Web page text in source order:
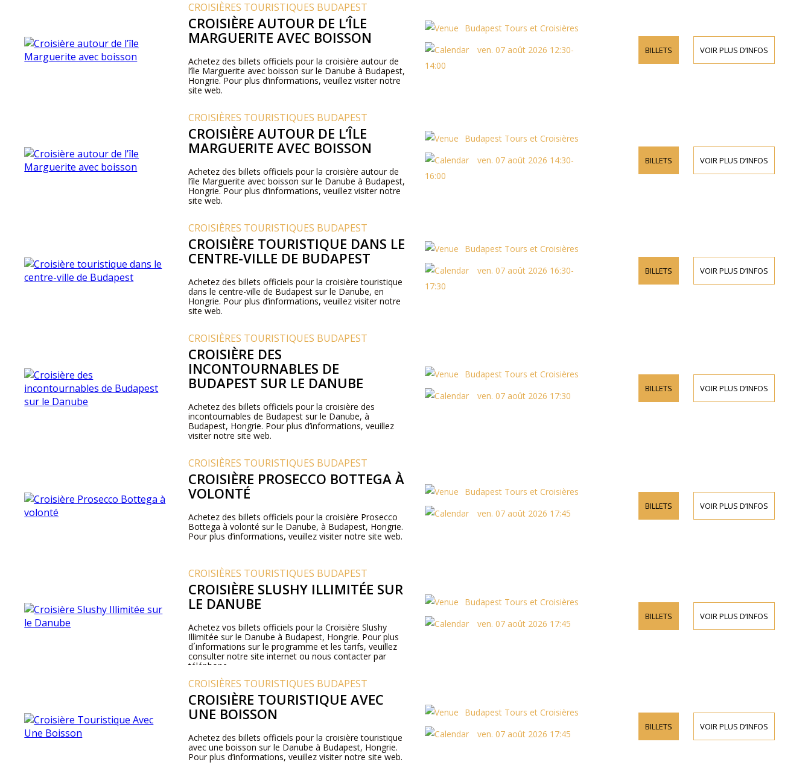
CROISIÈRES TOURISTIQUES BUDAPEST
CROISIÈRE AUTOUR DE L’ÎLE
MARGUERITE AVEC BOISSON
Achetez des billets officiels pour la croisière autour de
l’île Marguerite avec boisson sur le Danube à Budapest,
Hongrie. Pour plus d’informations, veuillez visiter notre
site web.
Budapest Tours et Croisières
ven. 07 août 2026 12:30-
14:00
BILLETS VOIR PLUS D’INFOS
CROISIÈRES TOURISTIQUES BUDAPEST
CROISIÈRE AUTOUR DE L’ÎLE
MARGUERITE AVEC BOISSON
Achetez des billets officiels pour la croisière autour de
l’île Marguerite avec boisson sur le Danube à Budapest,
Hongrie. Pour plus d’informations, veuillez visiter notre
site web.
Budapest Tours et Croisières
ven. 07 août 2026 14:30-
16:00
BILLETS VOIR PLUS D’INFOS
CROISIÈRES TOURISTIQUES BUDAPEST
CROISIÈRE TOURISTIQUE DANS LE
CENTRE-VILLE DE BUDAPEST
Achetez des billets officiels pour la croisière touristique
dans le centre-ville de Budapest sur le Danube, en
Hongrie. Pour plus d’informations, veuillez visiter notre
site web.
Budapest Tours et Croisières
ven. 07 août 2026 16:30-
17:30
BILLETS VOIR PLUS D’INFOS
CROISIÈRES TOURISTIQUES BUDAPEST
CROISIÈRE DES
INCONTOURNABLES DE
BUDAPEST SUR LE DANUBE
Achetez des billets officiels pour la croisière des
incontournables de Budapest sur le Danube, à
Budapest, Hongrie. Pour plus d’informations, veuillez
visiter notre site web.
Budapest Tours et Croisières
ven. 07 août 2026 17:30
BILLETS VOIR PLUS D’INFOS
CROISIÈRES TOURISTIQUES BUDAPEST
CROISIÈRE PROSECCO BOTTEGA À
VOLONTÉ
Achetez des billets officiels pour la croisière Prosecco
Bottega à volonté sur le Danube, à Budapest, Hongrie.
Pour plus d’informations, veuillez visiter notre site web.
Budapest Tours et Croisières
ven. 07 août 2026 17:45
BILLETS VOIR PLUS D’INFOS
CROISIÈRES TOURISTIQUES BUDAPEST
CROISIÈRE SLUSHY ILLIMITÉE SUR
LE DANUBE
Achetez vos billets officiels pour la Croisière Slushy
Illimitée sur le Danube à Budapest, Hongrie. Pour plus
d´informations sur le programme et les tarifs, veuillez
consulter notre site internet ou nous contacter par
téléphone.
Budapest Tours et Croisières
ven. 07 août 2026 17:45
BILLETS VOIR PLUS D’INFOS
CROISIÈRES TOURISTIQUES BUDAPEST
CROISIÈRE TOURISTIQUE AVEC
UNE BOISSON
Achetez des billets officiels pour la croisière touristique
avec une boisson sur le Danube à Budapest, Hongrie.
Pour plus d’informations, veuillez visiter notre site web.
Budapest Tours et Croisières
ven. 07 août 2026 17:45
BILLETS VOIR PLUS D’INFOS